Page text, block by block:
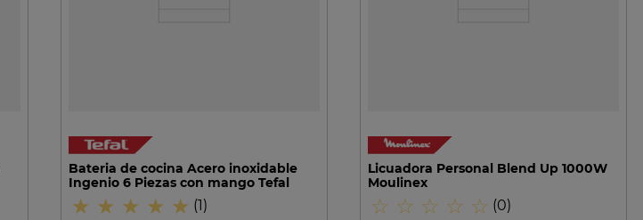
Bateria de cocina Acero inoxidable
Ingenio 6 Piezas con mango Tefal
★ ★ ★ ★ ★ (1 )
Licuadora Personal Blend Up 1000W
Moulinex
☆ ☆ ☆ ☆ ☆ (0)